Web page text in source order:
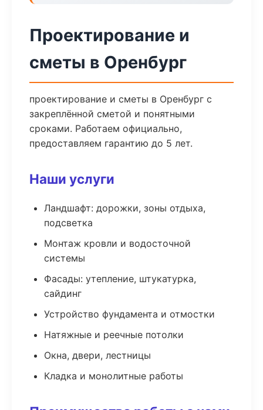
Проектирование и
сметы в Оренбург
проектирование и сметы в Оренбург с
закреплённой сметой и понятными
сроками. Работаем официально,
предоставляем гарантию до 5 лет.
Наши услуги
Ландшафт: дорожки, зоны отдыха,
подсветка
Монтаж кровли и водосточной
системы
Фасады: утепление, штукатурка,
сайдинг
Устройство фундамента и отмостки
Натяжные и реечные потолки
Окна, двери, лестницы
Кладка и монолитные работы